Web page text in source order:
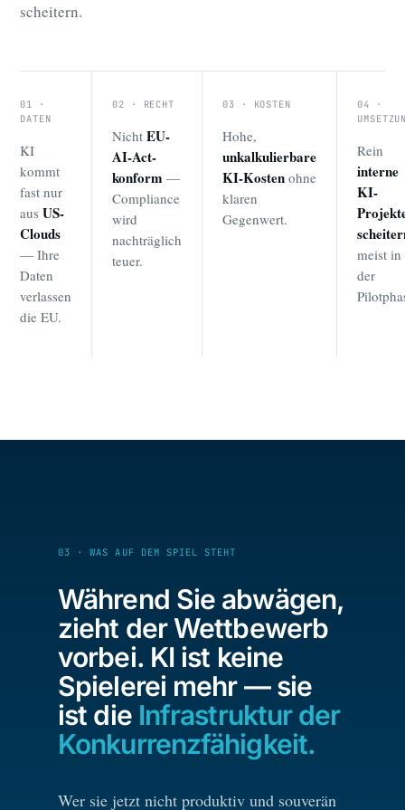
scheitern.
01 ·
DATEN
KI
kommt
fast nur
ausUS-
Clouds
— Ihre
Daten
verlassen
die EU.
02 · RECHT
NichtEU-
AI-Act-
konform —
Compliance
wird
nachträglich
teuer.
03 · KOSTEN
Hohe,
unkalkulierbare
KI-Kosten ohne
klaren
Gegenwert.
04 ·
Rein
interne
KI-
meist in
der
03 · WAS AUF DEM SPIEL STEHT
Während Sie abwägen,
zieht der Wettbewerb
vorbei. KI ist keine
Spielerei mehr — sie
ist die Infrastruktur der
Konkurrenzfähigkeit.
Wer sie jetzt nicht produktiv und souverän